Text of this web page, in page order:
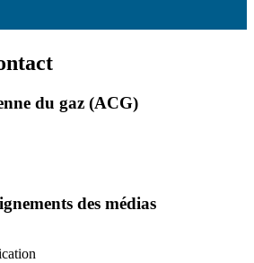
du gaz (ACG)
des médias